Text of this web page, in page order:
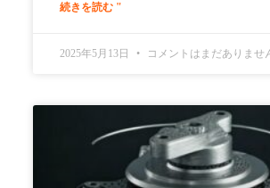
続きを読む "
2025年5月13日 コメントはまだありませ